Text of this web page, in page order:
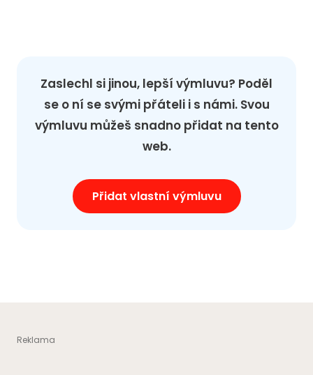
Zaslechl si jinou, lepší výmluvu? Poděl
se o ní se svými přáteli i s námi. Svou
výmluvu můžeš snadno přidat na tento
web.
Přidat vlastní výmluvu